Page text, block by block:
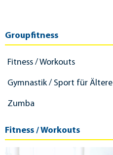
Groupfitness
Fitness / Workouts
Gymnastik / Sport für Ältere
Zumba
Fitness / Workouts